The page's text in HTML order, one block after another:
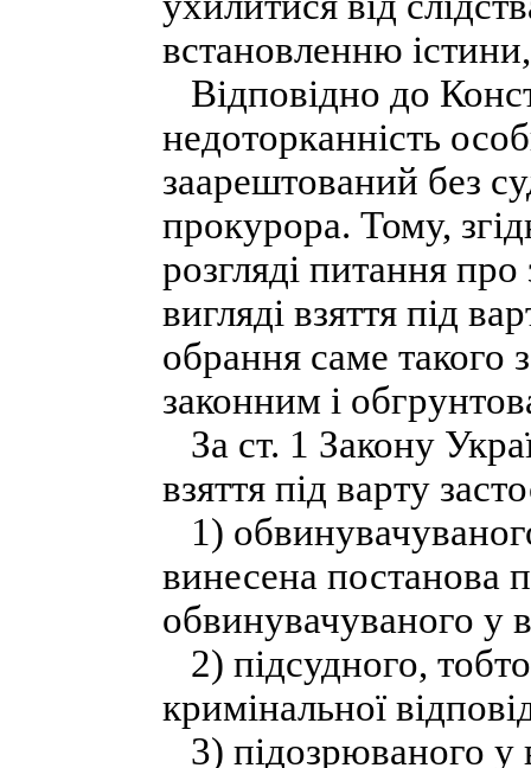
встановленню
Відповідно до
недоторканність
заарештований без
прокурора. Тому,
розгляді питання
вигляді взяття під
обрання саме такого
законним і
За ст. 1 Закону
взяття під варту
1)
винесена постанова
обвинувачуваного у
2) підсудного,
кримінальної
3) підозрюваного у